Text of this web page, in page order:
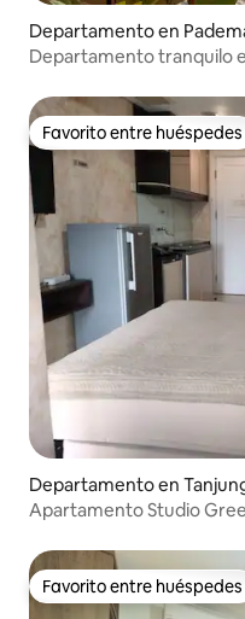
Departamento en
Departamento tranquilo
Favorito entre huéspedes
Favorito entre huéspedes
Departamento en
Apartamento Studio
Favorito entre huéspedes
Favorito entre huéspedes